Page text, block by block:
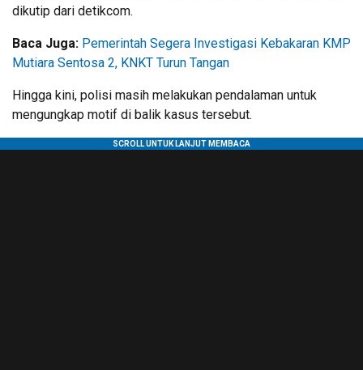
dikutip dari detikcom.
Baca Juga: Pemerintah Segera Investigasi Kebakaran KMP
Mutiara Sentosa 2, KNKT Turun Tangan
Hingga kini, polisi masih melakukan pendalaman untuk
mengungkap motif di balik kasus tersebut.